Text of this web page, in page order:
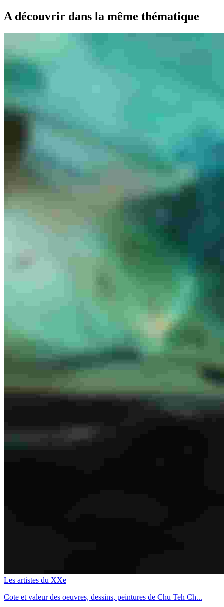
A découvrir dans la même thématique
Les artistes du XXe
Cote et valeur des oeuvres, dessins, peintures de Chu Teh Ch...